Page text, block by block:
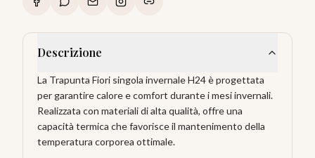
Descrizione
La Trapunta Fiori singola invernale H24 è progettata
per garantire calore e comfort durante i mesi invernali.
Realizzata con materiali di alta qualità, offre una
capacità termica che favorisce il mantenimento della
temperatura corporea ottimale.